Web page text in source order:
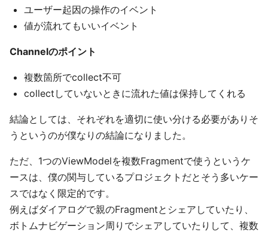
ユーザー起因の操作のイベント
値が流れてもいいイベント
Channelのポイント
複数箇所でcollect不可
collectしていないときに流れた値は保持してくれる
結論としては、それぞれを適切に使い分ける必要がありそ
うというのが僕なりの結論になりました。
ただ、1つのViewModelを複数Fragmentで使うというケ
ースは、僕の関与しているプロジェクトだとそう多いケー
スではなく限定的です。
例えばダイアログで親のFragmentとシェアしていたり、
ボトムナビゲーション周りでシェアしていたりして、複数